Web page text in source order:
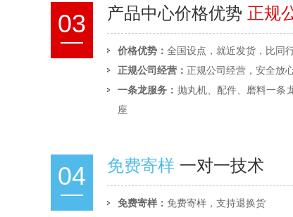
03 产品中心价格优势 正规
价格优势： 全国设点，就近发货，比同
正规公司经营： 正规公司经营，安全放
一条龙服务： 抛丸机、配件、磨料一条
座
04 免费寄样 一对一技术
免费寄样： 免费寄样，支持退换货